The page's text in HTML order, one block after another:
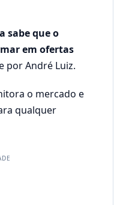
sabe que o
em ofertas
por André Luiz.
o mercado e
qualquer